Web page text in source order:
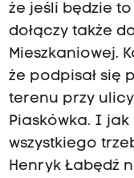
że jeśli będzie
dołączy także
Mieszkaniowej.
że podpisał się
terenu przy
Piaskówka. I jak
wszystkiego
Henryk Łabędź